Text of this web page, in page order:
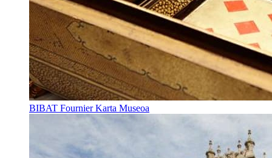
BIBAT Fournier Karta Museoa